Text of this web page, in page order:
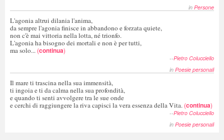
in Persone
L'agonia altrui dilania l'anima,
da sempre l'agonia finisce in abbandono e forzata quiete,
non c'è mai vittoria nella lotta, né trionfo.
L'agonia ha bisogno dei mortali e non è per tutti,
ma solo... (continua)
--Pietro Colucciello
in Poesie personali
Il mare ti trascina nella sua immensità,
ti ingoia e ti da calma nella sua profondità,
e quando ti senti avvolgere tra le sue onde
e cerchi di raggiungere la riva capisci la vera essenza della Vita. (continua)
--Pietro Colucciello
in Poesie personali